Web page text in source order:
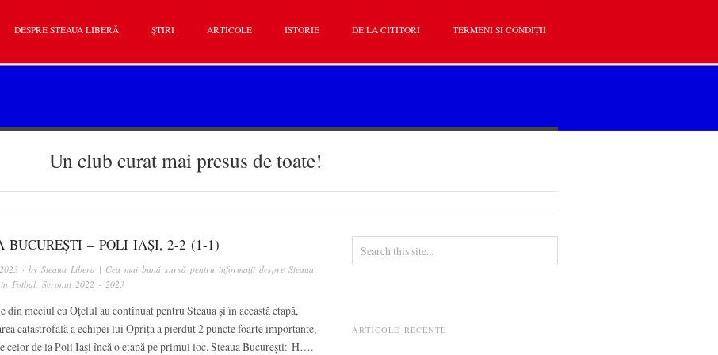
DESPRE STEAUA LIBERĂ ȘTIRI ARTICOLE ISTORIE DE LA CITITORI TERMENI SI CONDIȚII
Un club curat mai presus de toate!
BUCUREȘTI – POLI IAȘI, 2-2 (1-1)
· by Steaua Libera | Cea mai bună sursă pentru informații despre Steaua
Fotbal, Sezonul 2022 - 2023
din meciul cu Oțelul au continuat pentru Steaua și în această etapă,
catastrofală a echipei lui Oprița a pierdut 2 puncte foarte importante,
celor de la Poli Iași încă o etapă pe primul loc. Steaua București: H….
ARTICOLE RECENTE